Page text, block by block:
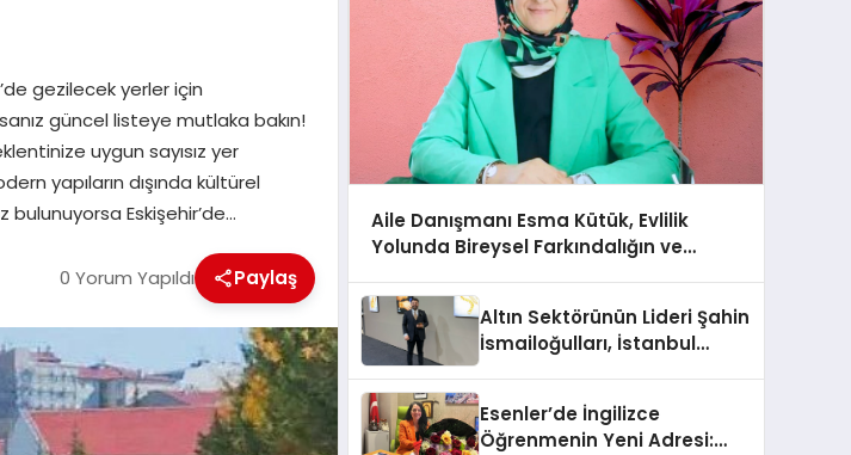
gezilecek yerler için
güncel listeye mutlaka bakın!
uygun sayısız yer
yapıların dışında kültürel
bulunuyorsa Eskişehir’de…
0 Yorum Yapıldı Paylaş
Aile Danışmanı Esma Kütük, Evlilik
Yolunda Bireysel Farkındalığın ve
Altın Sektörünün Lideri Şahin
İsmailoğulları, İstanbul
Esenler’de İngilizce
Öğrenmenin Yeni Adresi: